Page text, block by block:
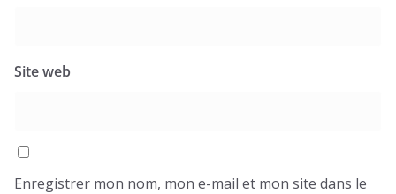
Site web
Enregistrer mon nom, mon e-mail et mon site dans le